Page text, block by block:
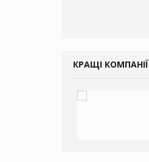
КРАЩІ КОМПАНІЇ